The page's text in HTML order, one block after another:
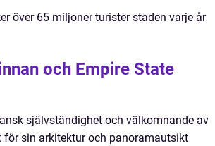
över 65 miljoner turister staden varje år
och Empire State
självständighet och välkomnande av
för sin arkitektur och panoramautsikt